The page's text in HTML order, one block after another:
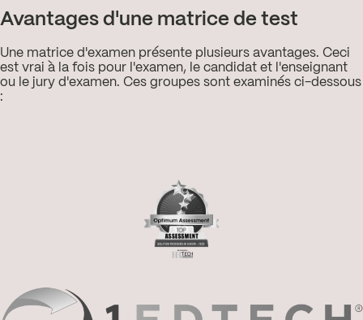
Avantages d'une matrice de test
Une matrice d'examen présente plusieurs avantages. Ceci
est vrai à la fois pour l'examen, le candidat et l'enseignant
ou le jury d'examen. Ces groupes sont examinés ci-dessous
: